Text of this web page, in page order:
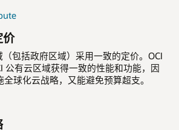
价
包括政府区域）采用一致的定价。OCI
公有云区域获得一致的性能和功能，因
球化云战略，又能避免预算超支。